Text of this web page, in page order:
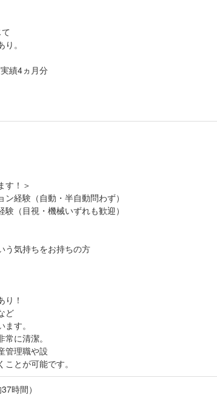
。
績4ヵ月分
す！＞
経験（自動・半自動問わず）
（目視・機械いずれも歓迎）
う気持ちをお持ちの方
！
ど
す。
に清潔。
管理職や設
とが可能です。
時間）